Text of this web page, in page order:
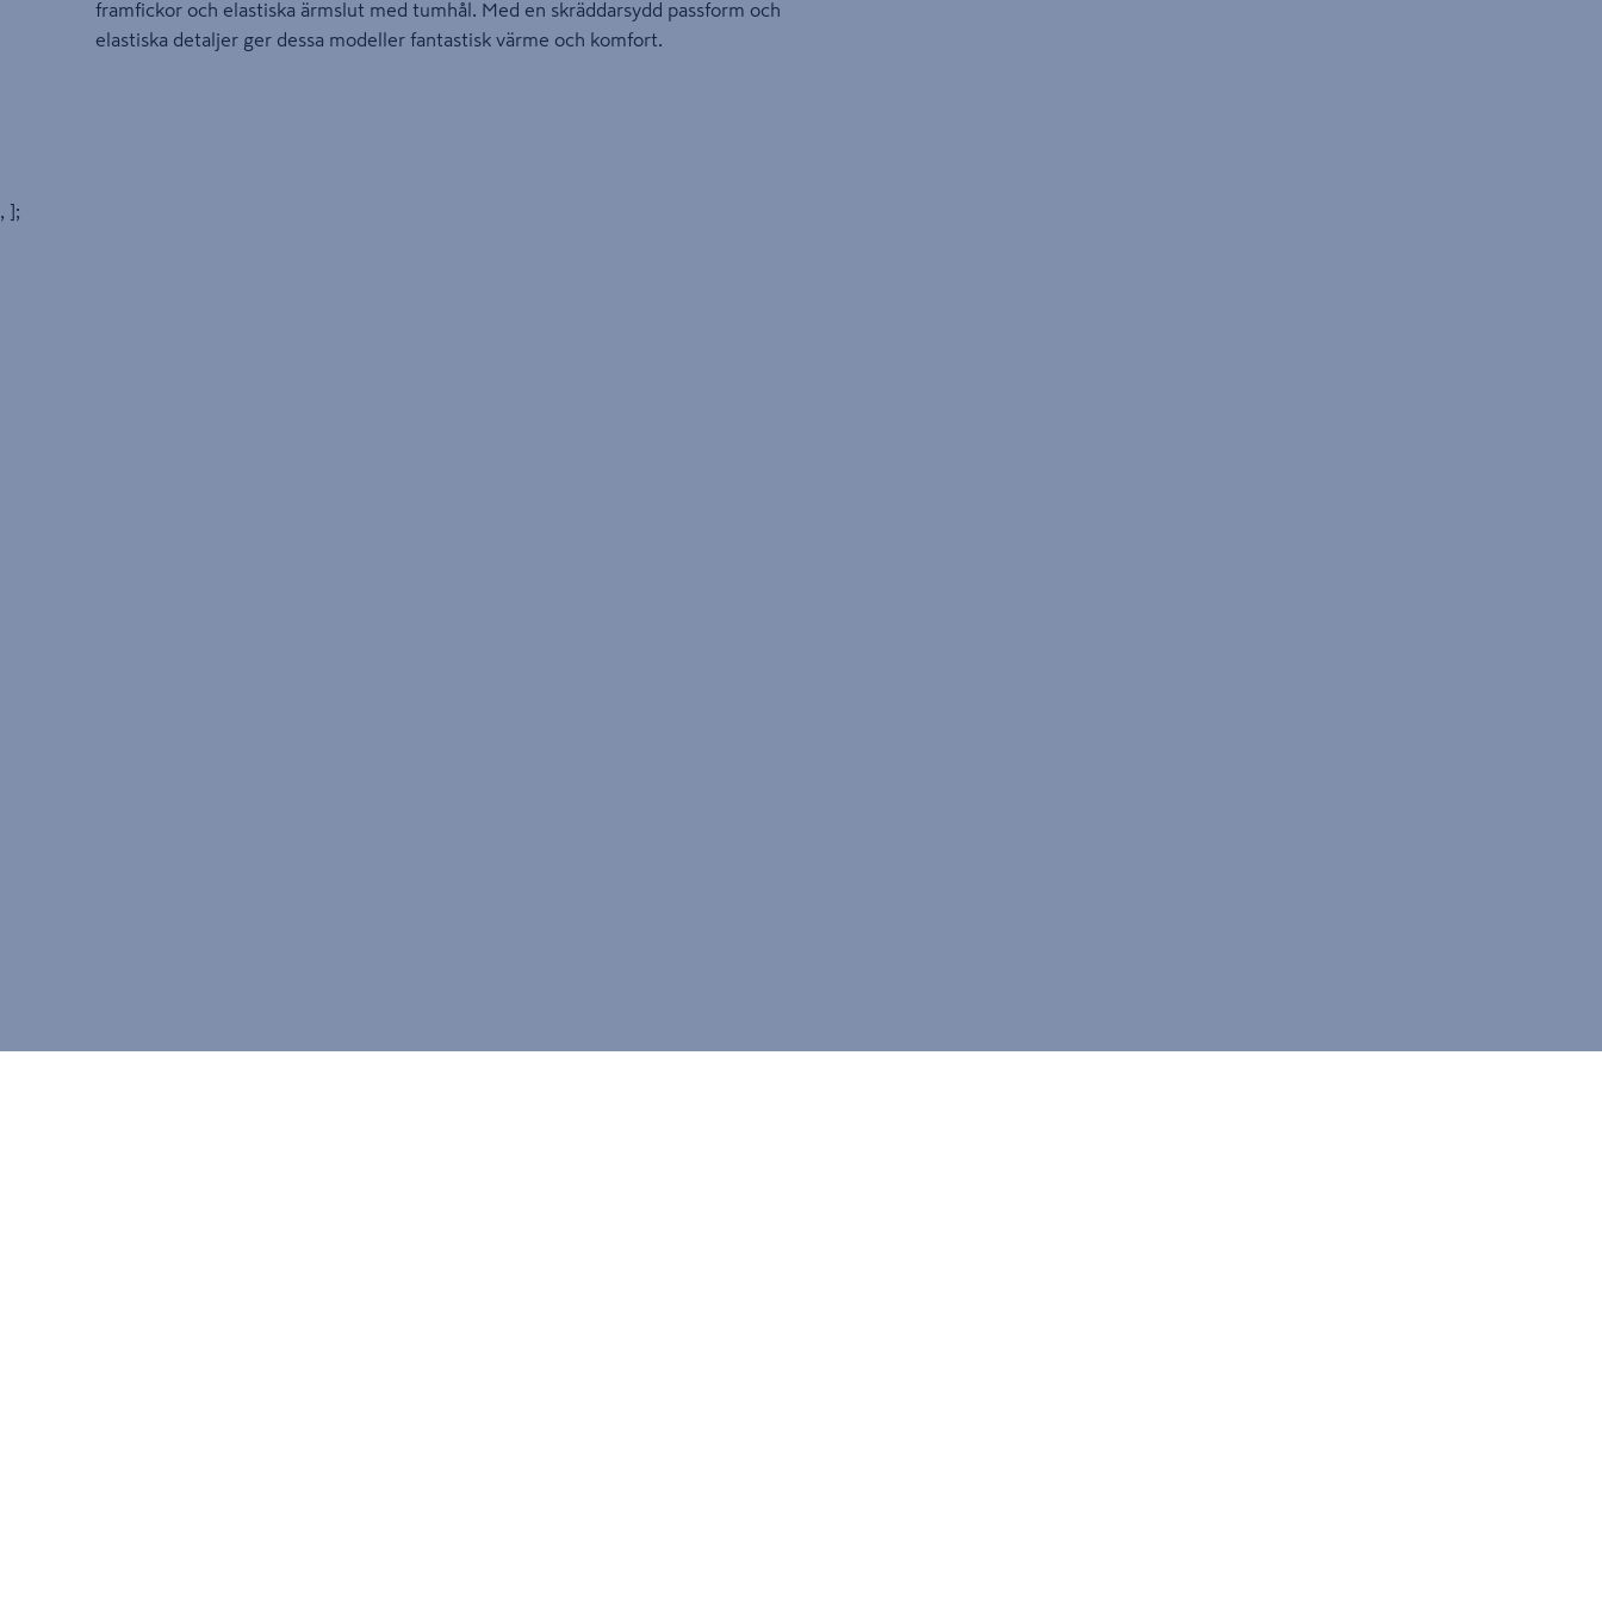
framfickor och elastiska ärmslut med tumhål. Med en skräddarsydd passform och
elastiska detaljer ger dessa modeller fantastisk värme och komfort.
, ];